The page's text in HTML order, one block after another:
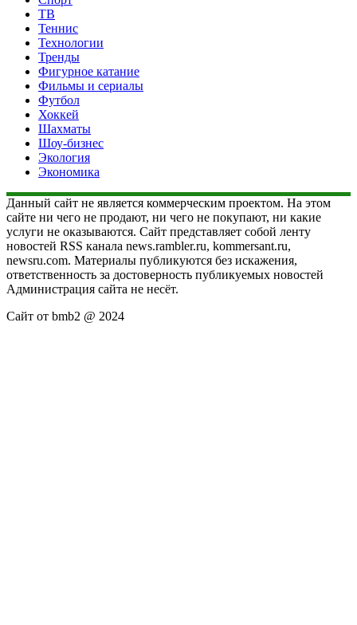
ТВ
Теннис
Технологии
Тренды
Фигурное катание
Фильмы и сериалы
Футбол
Хоккей
Шахматы
Шоу-бизнес
Экология
Экономика
Данный сайт не является коммерческим проектом. На этом
сайте ни чего не продают, ни чего не покупают, ни какие
услуги не оказываются. Сайт представляет собой ленту
новостей RSS канала news.rambler.ru, kommersant.ru,
newsru.com. Материалы публикуются без искажения,
ответственность за достоверность публикуемых новостей
Администрация сайта не несёт.
Сайт от bmb2 @ 2024